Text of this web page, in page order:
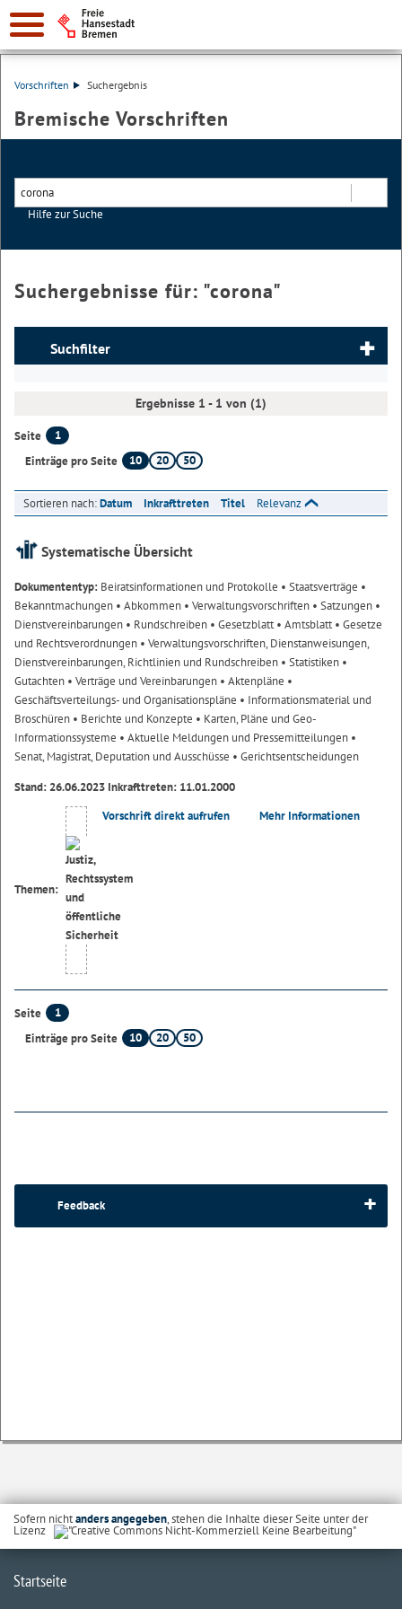
Vorschriften Suchergebnis
Bremische Vorschriften
Hilfe zur Suche
Suchergebnisse für: "corona"
Suchfilter
Ergebnisse 1 - 1 von (1)
Seite
1
Einträge pro Seite
10 20 50
Sortieren nach:Datum Inkrafttreten Titel Relevanz
Systematische Übersicht
Dokumententyp: Beiratsinformationen und Protokolle • Staatsverträge •
Bekanntmachungen • Abkommen • Verwaltungsvorschriften • Satzungen •
Dienstvereinbarungen • Rundschreiben • Gesetzblatt• Amtsblatt• Gesetze
und Rechtsverordnungen • Verwaltungsvorschriften, Dienstanweisungen,
Dienstvereinbarungen, Richtlinien und Rundschreiben • Statistiken •
Gutachten • Verträge und Vereinbarungen • Aktenpläne •
Geschäftsverteilungs- und Organisationspläne • Informationsmaterial und
Broschüren • Berichte und Konzepte • Karten, Pläne und Geo-
Informationssysteme • Aktuelle Meldungen und Pressemitteilungen •
Senat, Magistrat, Deputation und Ausschüsse • Gerichtsentscheidungen
Stand: 26.06.2023 Inkrafttreten: 11.01.2000
Themen:
Vorschrift direkt aufrufen Mehr Informationen
Seite
1
Einträge pro Seite
10 20 50
Feedback
Sofern nichtanders angegeben, stehen die Inhalte dieser Seite unter der
Lizenz
Startseite